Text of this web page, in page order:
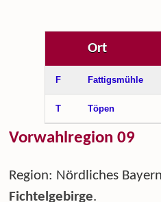
Ort
F Fattigsmühle
T Töpen
Vorwahlregion 09
Region: Nördliches
Fichtelgebirge.